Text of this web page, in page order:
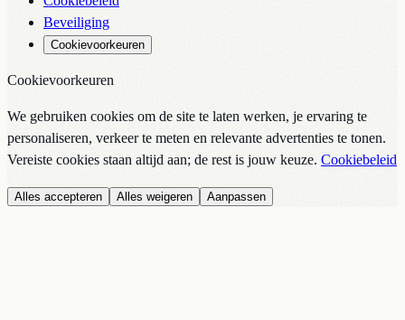
Beveiliging
Cookievoorkeuren
Cookievoorkeuren
We gebruiken cookies om de site te laten werken, je ervaring te
personaliseren, verkeer te meten en relevante advertenties te tonen.
Vereiste cookies staan altijd aan; de rest is jouw keuze. Cookiebeleid
Alles accepteren Alles weigeren Aanpassen